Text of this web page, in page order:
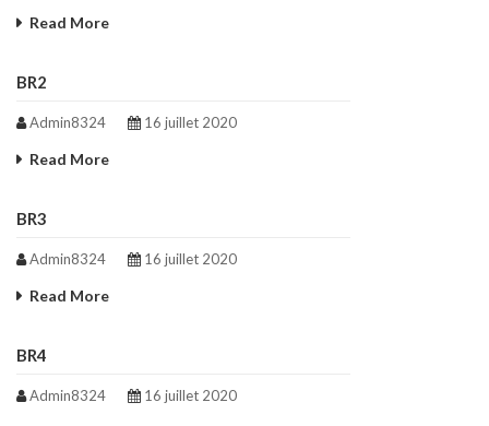
Read More
BR2
Admin8324 16 juillet 2020
Read More
BR3
Admin8324 16 juillet 2020
Read More
BR4
Admin8324 16 juillet 2020